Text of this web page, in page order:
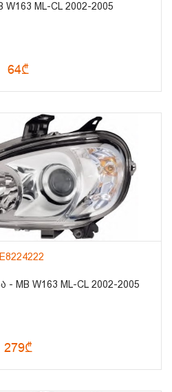
ML-CL 2002-2005
64₾
- MB W163 ML-CL 2002-2005
279₾